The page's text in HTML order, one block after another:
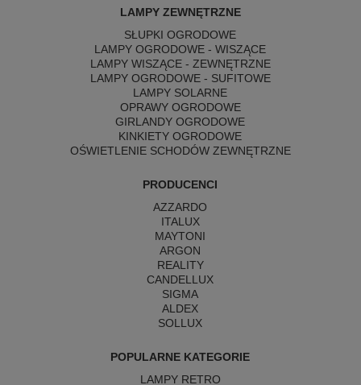
LAMPY ZEWNĘTRZNE
SŁUPKI OGRODOWE
LAMPY OGRODOWE - WISZĄCE
LAMPY WISZĄCE - ZEWNĘTRZNE
LAMPY OGRODOWE - SUFITOWE
LAMPY SOLARNE
OPRAWY OGRODOWE
GIRLANDY OGRODOWE
KINKIETY OGRODOWE
OŚWIETLENIE SCHODÓW ZEWNĘTRZNE
PRODUCENCI
AZZARDO
ITALUX
MAYTONI
ARGON
REALITY
CANDELLUX
SIGMA
ALDEX
SOLLUX
POPULARNE KATEGORIE
LAMPY RETRO